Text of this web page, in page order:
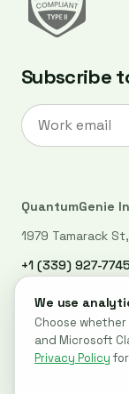
Subscribe
QuantumGenie
1979 Tamarack
+1 (339) 927-
LinkedIn
Privacy
Cookie settings
© 2026
Built for post-